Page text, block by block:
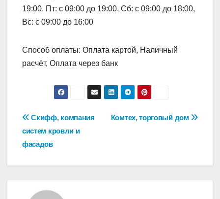
19:00, Пт: с 09:00 до 19:00, Сб: с 09:00 до 18:00,
Вс: с 09:00 до 16:00
Способ оплаты: Оплата картой, Наличный
расчёт, Оплата через банк
Навигация
по
записям
Комтех, торговый дом
Скифф, компания
систем кровли и
фасадов